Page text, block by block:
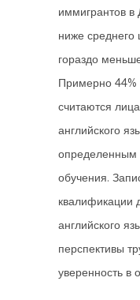
иммигрантов
ниже среднего
гораздо
Примерно 44%
считаются
английского
определенным
обучения.
квалификации
английского
перспективы
уверенность в